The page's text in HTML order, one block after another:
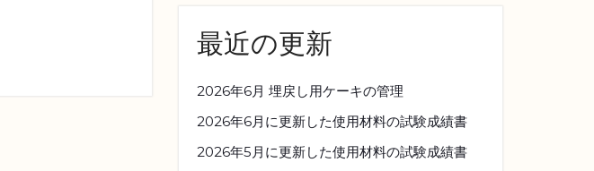
最近の更新
2026年6月 埋戻し用ケーキの管理
2026年6月に更新した使用材料の試験成績書
2026年5月に更新した使用材料の試験成績書